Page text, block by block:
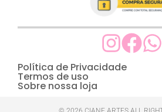
Política de Privacidade
Termos de uso
Sobre nossa loja